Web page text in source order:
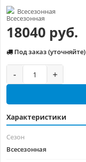
Всесезонная
18040 руб.
Под заказ (уточняйте)
- +
Характеристики
Сезон
Всесезонная